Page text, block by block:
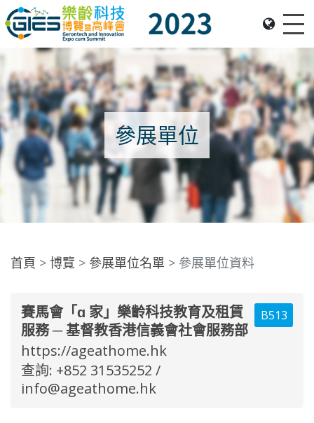
Date: Expo: 23-26 Nov 2023, Venue: Hall 1A-C, HKCEC
參展單位
首頁 博覽 參展單位名單 參展單位資料
B513
賽馬會「ɑ 家」樂齡科技教育及租賃
服務 ─ 基督教香港信義會社會服務部
https://ageathome.hk
查詢: +852 31535252 /
info@ageathome.hk